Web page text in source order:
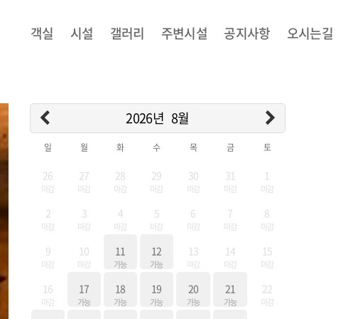
객실 시설 갤러리 주변시설 공지사항 오시는길
2026년 8월
일 월 화 수 목 금 토
26
마감
27
마감
28
마감
29
마감
30
마감
31
마감
1
마감
2
마감
3
마감
4
마감
5
마감
6
마감
7
마감
8
마감
9
마감
10
마감
11
가능
12
가능
13
마감
14
마감
15
마감
16
마감
17
가능
18
가능
19
가능
20
가능
21
가능
22
마감